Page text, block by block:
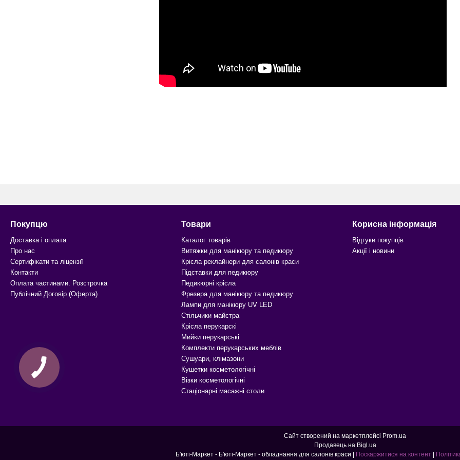
Покупцю
Доставка і оплата
Про нас
Сертифікати та ліцензії
Контакти
Оплата частинами. Розстрочка
Публічний Договір (Оферта)
Товари
Каталог товарів
Витяжки для манікюру та педикюру
Крісла реклайнери для салонів краси
Підставки для педикюру
Педикюрні крісла
Фрезера для манікюру та педикюру
Лампи для манікюру UV LED
Стільчики майстра
Крісла перукарскі
Мийки перукарські
Комплекти перукарських меблів
Сушуари, клімазони
Кушетки косметологічні
Візки косметологічні
Стаціонарні масажні столи
Корисна інформація
Відгуки покупців
Акції і новини
Сайт створений на маркетплейсі Prom.ua
Продавець на Bigl.ua
Поскаржитися на контент